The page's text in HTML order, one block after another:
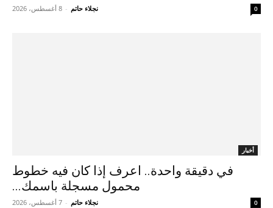
نجلاء حاتم - 8 أغسطس، 2026 0
أخبار
في دقيقة واحدة.. اعرف إذا كان فيه خطوط
محمول مسجلة باسمك...
نجلاء حاتم - 7 أغسطس، 2026 0